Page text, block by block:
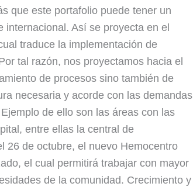
que este portafolio puede tener un
internacional. Así se proyecta en el
traduce la implementación de
tal razón, nos proyectamos hacia el
de procesos sino también de
necesaria y acorde con las demandas
de ello son las áreas con las
entre ellas la central de
26 de octubre, el nuevo Hemocentro
el cual permitirá trabajar con mayor
de la comunidad. Crecimiento y